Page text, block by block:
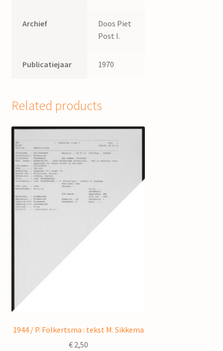
Archief
Doos Piet
Post I.
Publicatiejaar 1970
Related products
1944 / P. Folkertsma : tekst M. Sikkema
€2,50